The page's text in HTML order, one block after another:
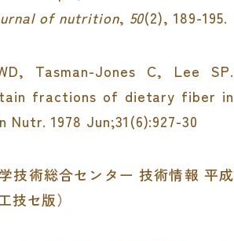
of nutrition, 50(2), 189-195.
Tasman-Jones C, Lee SP.
fractions of dietary fiber in
Nutr. 1978 Jun;31(6):927-30
技術総合センター 技術情報 平成
技セ版）